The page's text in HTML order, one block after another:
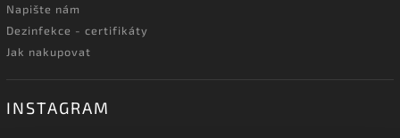
Napište nám
Dezinfekce - certifikáty
Jak nakupovat
INSTAGRAM